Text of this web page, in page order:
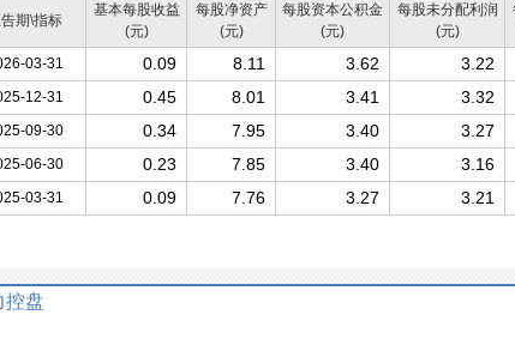
期\指标
基本每股收益
(元)
每股净资产
(元)
每股资本公积金
(元)
每股未分配利润
(元)
03-31 0.09 8.11 3.62 3.22
12-31
0.45 8.01 3.41 3.32
09-30
0.34 7.95 3.40 3.27
06-30
0.23 7.85 3.40 3.16
03-31
0.09 7.76 3.27 3.21
控盘